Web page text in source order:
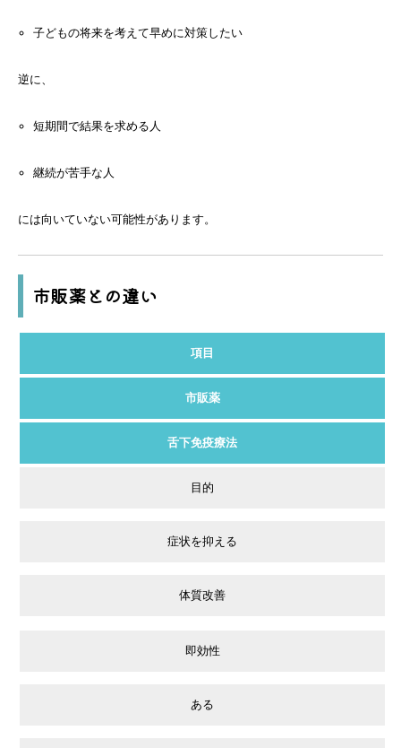
子どもの将来を考えて早めに対策したい
逆に、
短期間で結果を求める人
継続が苦手な人
には向いていない可能性があります。
市販薬との違い
項目
市販薬
舌下免疫療法
目的
症状を抑える
体質改善
即効性
ある